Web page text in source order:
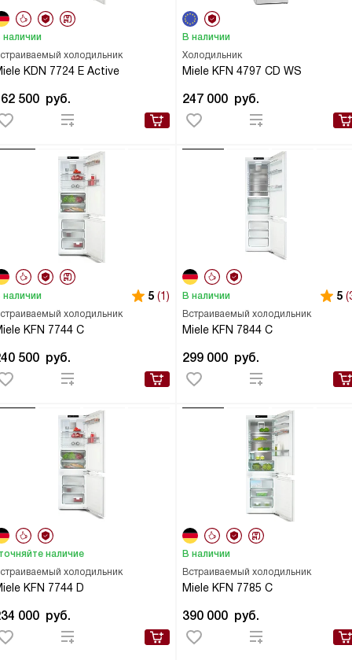
холодильник
KDN 7724 E Active
наличии
500 руб.
Холодильник
Miele KFN 4797 CD WS
В наличии
247 000 руб.
холодильник
KFN 7744 C
наличии 5 (1)
500 руб.
Встраиваемый холодильник
Miele KFN 7844 C
В наличии 5
299 000 руб.
холодильник
KFN 7744 D
наличие
000 руб.
Встраиваемый холодильник
Miele KFN 7785 C
В наличии
390 000 руб.